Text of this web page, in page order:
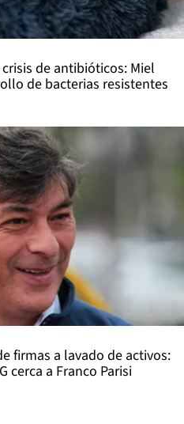
de antibióticos: Miel
de bacterias resistentes
firmas a lavado de activos:
cerca a Franco Parisi